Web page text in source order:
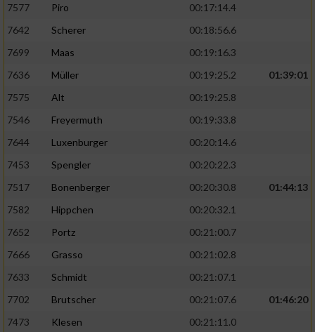
7577
Piro
00:17:14.4
7642
Scherer
00:18:56.6
7699
Maas
00:19:16.3
7636
Müller 00:19:25.2
01:39:01
7575
Alt
00:19:25.8
7546
Freyermuth
00:19:33.8
7644
Luxenburger
00:20:14.6
7453
Spengler
00:20:22.3
7517
Bonenberger 00:20:30.8
01:44:13
7582
Hippchen
00:20:32.1
7652
Portz
00:21:00.7
7666
Grasso
00:21:02.8
7633
Schmidt
00:21:07.1
7702
Brutscher 00:21:07.6
01:46:20
7473
Klesen
00:21:11.0